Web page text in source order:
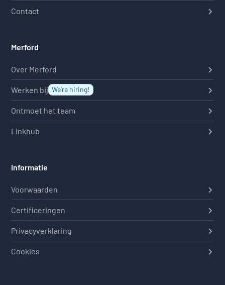
Contact
Merford
Over Merford
Werken bij We're hiring!
Ontmoet het team
Linkhub
Informatie
Voorwaarden
Certificeringen
Privacyverklaring
Cookies